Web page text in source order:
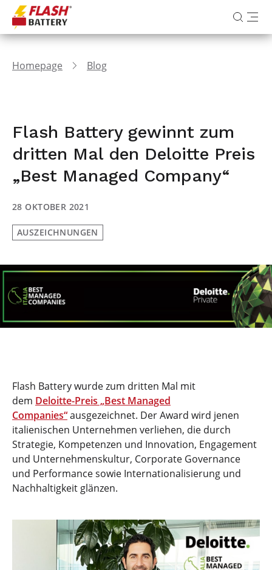
Homepage Blog
Flash Battery gewinnt zum
dritten Mal den Deloitte Preis
„Best Managed Company“
28 OKTOBER 2021
AUSZEICHNUNGEN
Flash Battery wurde zum dritten Mal mit
dem Deloitte-Preis „Best Managed
Companies“ausgezeichnet. Der Award wird jenen
italienischen Unternehmen verliehen, die durch
Strategie, Kompetenzen und Innovation, Engagement
und Unternehmenskultur, Corporate Governance
und Performance sowie Internationalisierung und
Nachhaltigkeit glänzen.